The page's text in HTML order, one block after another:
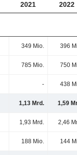
2021 2022
349 Mio. 396
785 Mio. 750
- 438
1,13 Mrd. 1,59
1,93 Mrd. 2,46
188 Mio. 144